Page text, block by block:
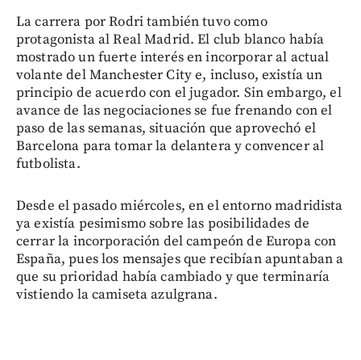
La carrera por Rodri también tuvo como
protagonista al Real Madrid. El club blanco había
mostrado un fuerte interés en incorporar al actual
volante del Manchester City e, incluso, existía un
principio de acuerdo con el jugador. Sin embargo, el
avance de las negociaciones se fue frenando con el
paso de las semanas, situación que aprovechó el
Barcelona para tomar la delantera y convencer al
futbolista.
Desde el pasado miércoles, en el entorno madridista
ya existía pesimismo sobre las posibilidades de
cerrar la incorporación del campeón de Europa con
España, pues los mensajes que recibían apuntaban a
que su prioridad había cambiado y que terminaría
vistiendo la camiseta azulgrana.